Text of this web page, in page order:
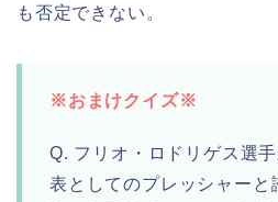
も否定できない。
※おまけクイズ※
Q. フリオ・ロドリゲス選
表としてのプレッシャーと